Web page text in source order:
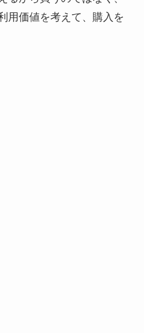
用価値を考えて、購入を